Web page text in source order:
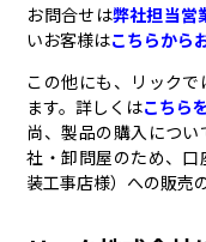
お問合せは弊社担当営
いお客様はこちらから
この他にも、リック
ます。詳しくはこちら
尚、製品の購入につ
社・卸問屋のため、
装工事店様）への販売